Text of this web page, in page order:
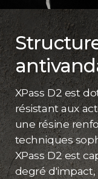
XPass D2 est
résistant aux
une résine
techniques
XPass D2 est
degré